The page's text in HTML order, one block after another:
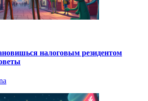
налоговым резидентом